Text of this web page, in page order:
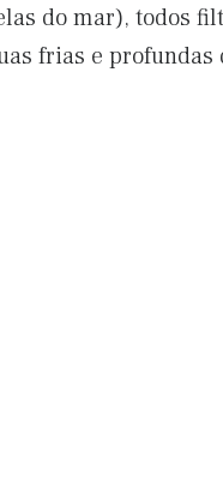
do mar), todos
frias e profundas